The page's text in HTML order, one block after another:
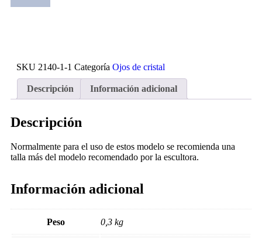
SKU 2140-1-1 Categoría Ojos de cristal
Descripción Información adicional
Descripción
Normalmente para el uso de estos modelo se recomienda una
talla más del modelo recomendado por la escultora.
Información adicional
Peso 0,3 kg